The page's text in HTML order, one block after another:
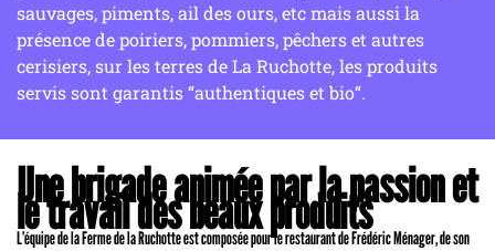
sauvages, piments, ail des ours, etc mais aussi la
présence de poiriers, pommiers, pêchers et autres
cerisiers, sur les terres de La Ruchotte, les produits
servis sont garantis “authentiques et bio“.
Une brigade animée par la passion et
le travail des beaux produits
L’équipe de la Ferme de la Ruchotte est composée pour le restaurant de Frédéric Ménager, de son